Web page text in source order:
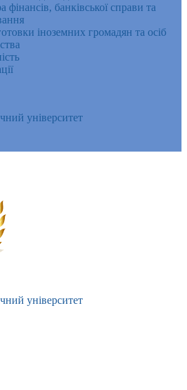
фінансів, банківської справи та
іноземних громадян та осіб
університет
університет